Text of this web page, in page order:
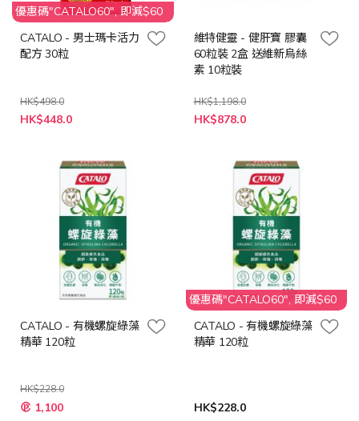
優惠碼"CATALO60", 即減$60
CATALO - 男士瑪卡活力
配方 30粒
HK$498.0
特
殊
HK$448.0
維特健靈 - 健肝寶 膠囊
60粒裝 2盒 送維新烏絲
素 10粒裝
HK$1,198.0
特
殊
HK$878.0
CATALO - 有機螺旋綠藻
精華 120粒
HK$228.0
特
殊 1,100
優惠碼"CATALO60", 即減$60
CATALO - 有機螺旋綠藻
精華 120粒
HK$228.0